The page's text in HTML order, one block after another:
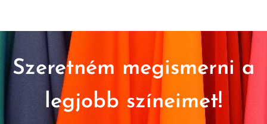
Szeretném megismerni a
legjobb színeimet!